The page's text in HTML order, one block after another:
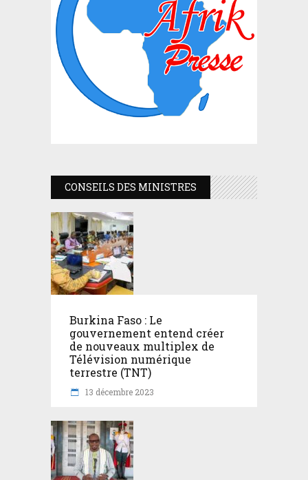
CONSEILS DES MINISTRES
Burkina Faso : Le
gouvernement entend créer
de nouveaux multiplex de
Télévision numérique
terrestre (TNT)
13 décembre 2023